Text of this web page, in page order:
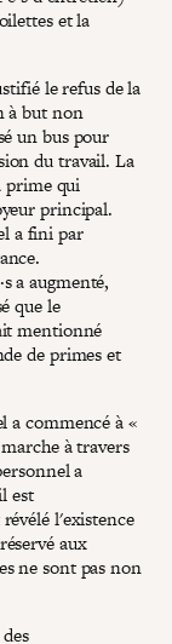
et la
le refus de la
à but non
un bus pour
du travail. La
prime qui
principal.
a fini par
a augmenté,
que le
mentionné
de primes et
a commencé à «
à travers
a
est
l'existence
aux
ne sont pas non